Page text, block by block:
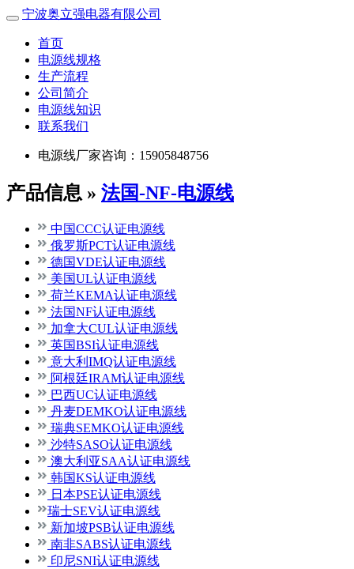
宁波奥立强电器有限公司
首页
电源线规格
生产流程
公司简介
电源线知识
联系我们
电源线厂家咨询：15905848756
产品信息 » 法国-NF-电源线
中国CCC认证电源线
俄罗斯PCT认证电源线
德国VDE认证电源线
美国UL认证电源线
荷兰KEMA认证电源线
法国NF认证电源线
加拿大CUL认证电源线
英国BSI认证电源线
意大利IMQ认证电源线
阿根廷IRAM认证电源线
巴西UC认证电源线
丹麦DEMKO认证电源线
瑞典SEMKO认证电源线
沙特SASO认证电源线
澳大利亚SAA认证电源线
韩国KS认证电源线
日本PSE认证电源线
瑞士SEV认证电源线
新加坡PSB认证电源线
南非SABS认证电源线
印尼SNI认证电源线